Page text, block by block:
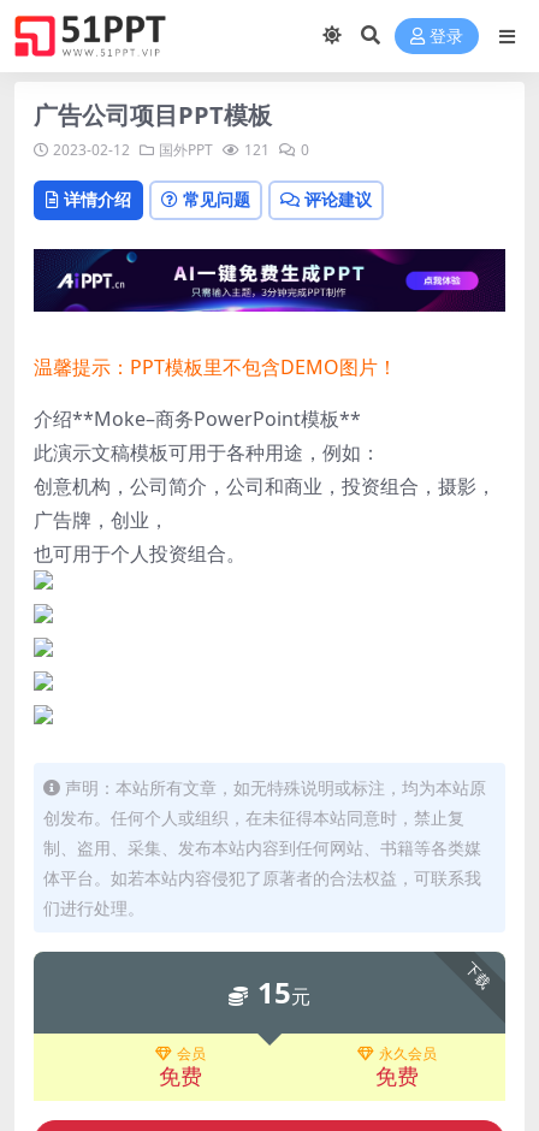
登录
广告公司项目PPT模板
2023-02-12 国外PPT 121 0
详情介绍 常见问题 评论建议
温馨提示：PPT模板里不包含DEMO图片！
介绍**Moke–商务PowerPoint模板**
此演示文稿模板可用于各种用途，例如：
创意机构，公司简介，公司和商业，投资组合，摄影，
广告牌，创业，
也可用于个人投资组合。
声明：本站所有文章，如无特殊说明或标注，均为本站原
创发布。任何个人或组织，在未征得本站同意时，禁止复
制、盗用、采集、发布本站内容到任何网站、书籍等各类媒
体平台。如若本站内容侵犯了原著者的合法权益，可联系我
们进行处理。
下载
15元
会员
免费
永久会员
免费